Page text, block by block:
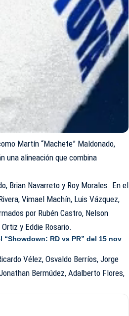
Martín “Machete” Maldonado,
una alineación que combina
Brian Navarreto y Roy Morales. En el
Vimael Machín, Luis Vázquez,
por Rubén Castro, Nelson
y Eddie Rosario.
“Showdown: RD vs PR” del 15 nov
Vélez, Osvaldo Berríos, Jorge
Bermúdez, Adalberto Flores,